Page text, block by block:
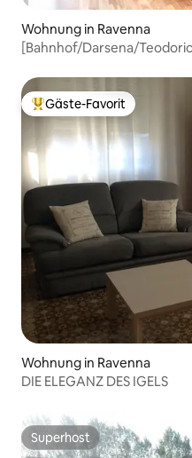
Wohnung in Ravenna
[Bahnhof/Darsena/
Beliebter Gäste-Favorit.
Gäste-Favorit
Wohnung in Ravenna
DIE ELEGANZ DES IGELS
Superhost
Superhost